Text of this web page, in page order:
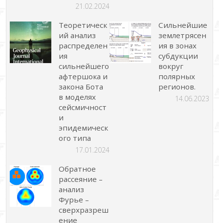
21.02.2024
Теоретическ
ий анализ
распределен
ия
сильнейшего
афтершока и
закона Бота
в моделях
сейсмичност
и
эпидемическ
ого типа
17.01.2024
Сильнейшие
землетрясен
ия в зонах
субдукции
вокруг
полярных
регионов.
14.06.2023
Обратное
рассеяние –
анализ
Фурье –
сверхразреш
ение